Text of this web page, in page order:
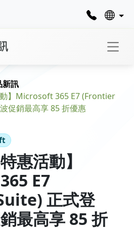
新訊
動】Microsoft 365 E7 (Frontier
促銷最高享 85 折優惠
惠活動】
E7
正式登
最高享 85 折